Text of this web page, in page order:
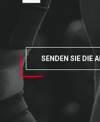
SENDEN SIE DIE